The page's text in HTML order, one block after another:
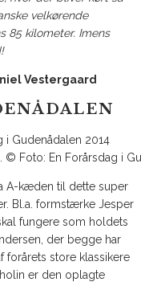
velkørende
85 kilometer. Imens
Vestergaard
© Foto: En Forårsdag i
A-kæden til dette super
Bl.a. formstærke Jesper
fungere som holdets
der begge har
forårets store klassikere
er den oplagte